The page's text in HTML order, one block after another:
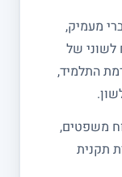
מעמיק,
לשוני של
התלמיד,
משפטים,
תקנית